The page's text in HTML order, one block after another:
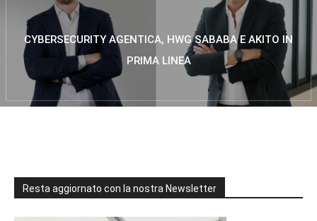
CYBERSECURITY AGENTICA, HWG SABABA E AKITO IN
PRIMA LINEA
Resta aggiornato con la nostra Newsletter